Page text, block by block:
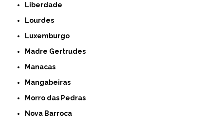
Liberdade
Lourdes
Luxemburgo
Madre Gertrudes
Manacas
Mangabeiras
Morro das Pedras
Nova Barroca